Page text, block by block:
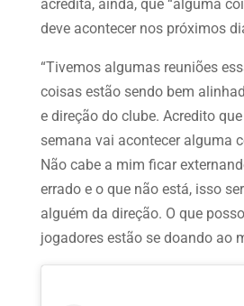
acredita, ainda, que “alguma
deve acontecer nos próximos
“Tivemos algumas reuniões
coisas estão sendo bem
e direção do clube. Acredito
semana vai acontecer alguma
Não cabe a mim ficar
errado e o que não está, isso
alguém da direção. O que
jogadores estão se doando ao